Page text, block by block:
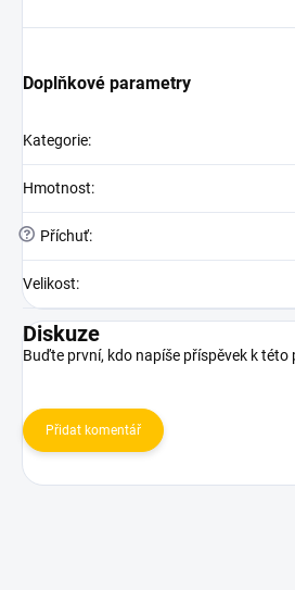
Doplňkové parametry
Kategorie:
Hmotnost:
? Příchuť:
Velikost:
Diskuze
Buďte první, kdo napíše příspěvek k této
Přidat komentář